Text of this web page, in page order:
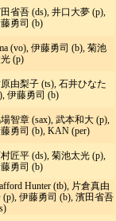
省吾 (ds), 井口大夢 (p),
勇司 (b)
(vo), 伊藤勇司 (b), 菊池
(p)
由梨子 (ts), 石井ひなた
伊藤勇司 (b)
智章 (sax), 武本和大 (p),
勇司 (b), KAN (per)
匠平 (ds), 菊池太光 (p),
勇司 (b)
Hunter (tb), 片倉真由
(p), 伊藤勇司 (b), 濱田省吾